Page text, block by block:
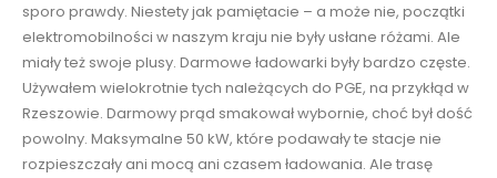
sporo prawdy. Niestety jak pamiętacie – a może nie, początki
elektromobilności w naszym kraju nie były usłane różami. Ale
miały też swoje plusy. Darmowe ładowarki były bardzo częste.
Używałem wielokrotnie tych należących do PGE, na przykłąd w
Rzeszowie. Darmowy prąd smakował wybornie, choć był dość
powolny. Maksymalne 50 kW, które podawały te stacje nie
rozpieszczały ani mocą ani czasem ładowania. Ale trasę